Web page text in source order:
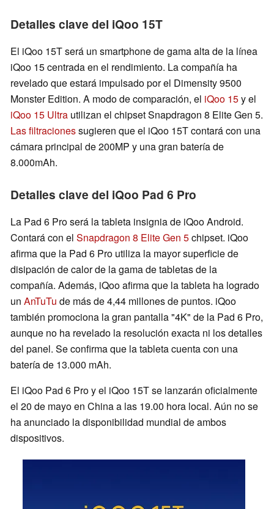
Detalles clave del iQoo 15T
El iQoo 15T será un smartphone de gama alta de la línea
iQoo 15 centrada en el rendimiento. La compañía ha
revelado que estará impulsado por el Dimensity 9500
Monster Edition. A modo de comparación, el iQoo 15y el
iQoo 15 Ultra utilizan el chipset Snapdragon 8 Elite Gen 5.
Las filtracionessugieren que el iQoo 15T contará con una
cámara principal de 200MP y una gran batería de
8.000mAh.
Detalles clave del iQoo Pad 6 Pro
La Pad 6 Pro será la tableta insignia de iQoo Android.
Contará con el Snapdragon 8 Elite Gen 5chipset. iQoo
afirma que la Pad 6 Pro utiliza la mayor superficie de
disipación de calor de la gama de tabletas de la
compañía. Además, iQoo afirma que la tableta ha logrado
un AnTuTu de más de 4,44 millones de puntos. iQoo
también promociona la gran pantalla "4K" de la Pad 6 Pro,
aunque no ha revelado la resolución exacta ni los detalles
del panel. Se confirma que la tableta cuenta con una
batería de 13.000 mAh.
El iQoo Pad 6 Pro y el iQoo 15T se lanzarán oficialmente
el 20 de mayo en China a las 19.00 hora local. Aún no se
ha anunciado la disponibilidad mundial de ambos
dispositivos.